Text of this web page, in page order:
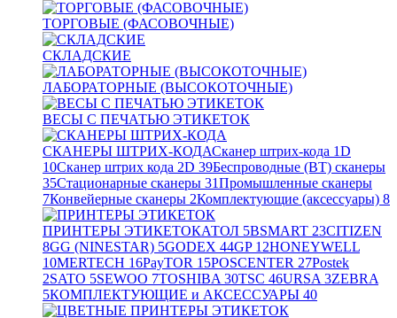
ТОРГОВЫЕ (ФАСОВОЧНЫЕ)
СКЛАДСКИЕ
ЛАБОРАТОРНЫЕ (ВЫСОКОТОЧНЫЕ)
ВЕСЫ С ПЕЧАТЬЮ ЭТИКЕТОК
СКАНЕРЫ ШТРИХ-КОДАСканер штрих-кода 1D
10Сканер штрих кода 2D 39Беспроводные (BT) сканеры
35Стационарные сканеры 31Промышленные сканеры
7Конвейерные сканеры 2Комплектующие (аксессуары) 8
ПРИНТЕРЫ ЭТИКЕТОКАТОЛ 5BSMART 23CITIZEN
8GG (NINESTAR) 5GODEX 44GP12HONEYWELL
10MERTECH 16PayTOR 15POSCENTER 27Postek
2SATO 5SEWOO 7TOSHIBA 30TSC 46URSA 3ZEBRA
5КОМПЛЕКТУЮЩИЕ и АКСЕССУАРЫ 40